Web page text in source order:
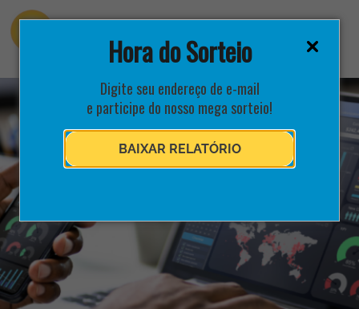
Hora do Sorteio
Digite seu endereço de e-mail
e participe do nosso mega sorteio!
BAIXAR RELATÓRIO